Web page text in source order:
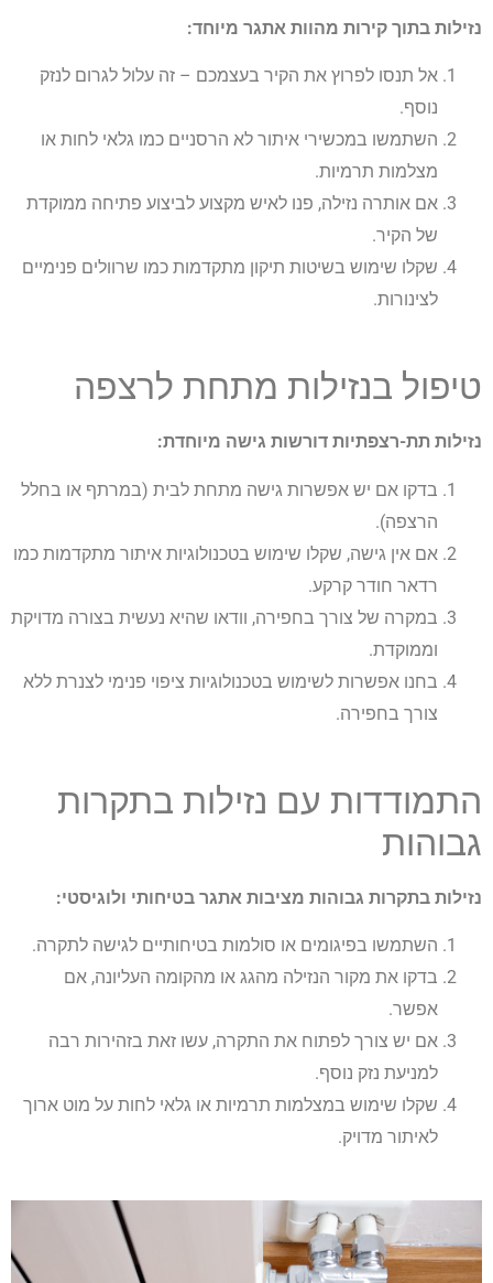
נזילות בתוך קירות מהוות אתגר מיוחד:
אל תנסו לפרוץ את הקיר בעצמכם – זה עלול לגרום לנזק
נוסף.
השתמשו במכשירי איתור לא הרסניים כמו גלאי לחות או
מצלמות תרמיות.
אם אותרה נזילה, פנו לאיש מקצוע לביצוע פתיחה ממוקדת
של הקיר.
שקלו שימוש בשיטות תיקון מתקדמות כמו שרוולים פנימיים
לצינורות.
טיפול בנזילות מתחת לרצפה
נזילות תת-רצפתיות דורשות גישה מיוחדת:
בדקו אם יש אפשרות גישה מתחת לבית (במרתף או בחלל
הרצפה).
אם אין גישה, שקלו שימוש בטכנולוגיות איתור מתקדמות כמו
רדאר חודר קרקע.
במקרה של צורך בחפירה, וודאו שהיא נעשית בצורה מדויקת
וממוקדת.
בחנו אפשרות לשימוש בטכנולוגיות ציפוי פנימי לצנרת ללא
צורך בחפירה.
התמודדות עם נזילות בתקרות
גבוהות
נזילות בתקרות גבוהות מציבות אתגר בטיחותי ולוגיסטי:
השתמשו בפיגומים או סולמות בטיחותיים לגישה לתקרה.
בדקו את מקור הנזילה מהגג או מהקומה העליונה, אם
אפשר.
אם יש צורך לפתוח את התקרה, עשו זאת בזהירות רבה
למניעת נזק נוסף.
שקלו שימוש במצלמות תרמיות או גלאי לחות על מוט ארוך
לאיתור מדויק.